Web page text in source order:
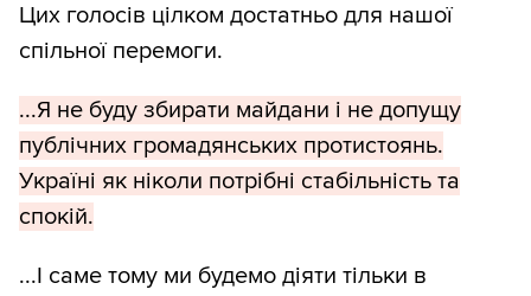
Цих голосів цілком достатньо для нашої
спільної перемоги.
...Я не буду збирати майдани і не допущу
публічних громадянських протистоянь.
Україні як ніколи потрібні стабільність та
спокій.
...І саме тому ми будемо діяти тільки в